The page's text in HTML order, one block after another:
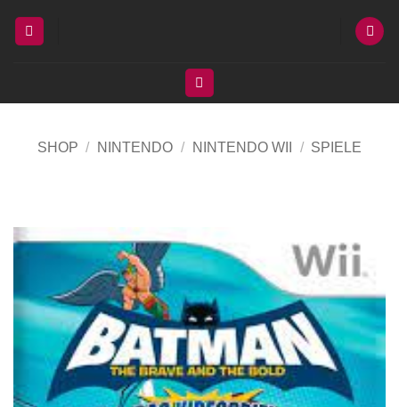
Inhalt
SHOP / NINTENDO / NINTENDO WII / SPIELE